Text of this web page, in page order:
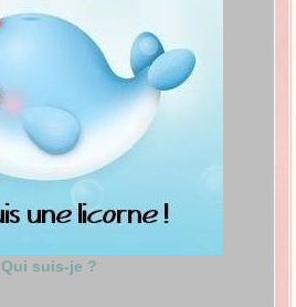
Qui suis-je ?